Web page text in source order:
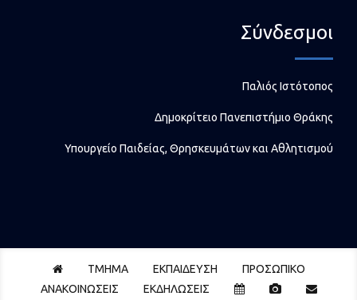
Σύνδεσμοι
Παλιός Ιστότοπος
Δημοκρίτειο Πανεπιστήμιο Θράκης
Υπουργείο Παιδείας, Θρησκευμάτων και Αθλητισμού
HomeΤΜΗΜΑ ΕΚΠΑΙΔΕΥΣΗ
ΠΡΟΣΩΠΙΚΟ
ΑΝΑΚΟΙΝΩΣΕΙΣ
ΕΚΔΗΛΩΣΕΙΣ EventsPhotosContact